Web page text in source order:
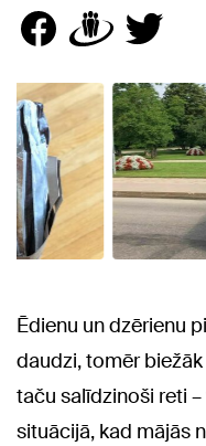
Ēdienu un dzērienu
daudzi, tomēr
taču salīdzinoši reti
situācijā, kad mājās